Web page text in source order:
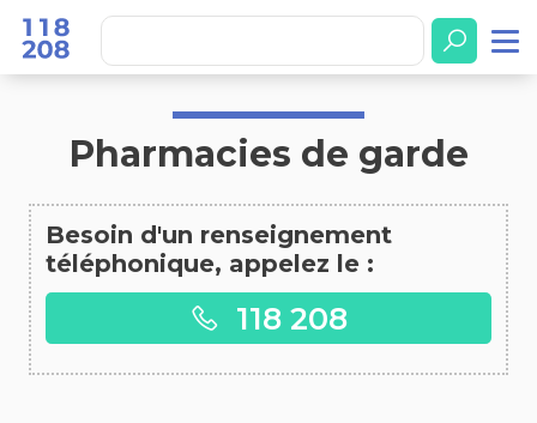
Accueil
Pharmacies de garde
Besoin d'un renseignement
téléphonique, appelez le :
118 208